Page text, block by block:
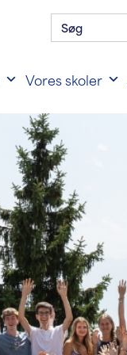
Søg
efter:
Vores skoler